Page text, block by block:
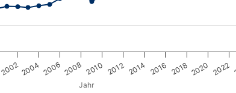
Jahr
20022004 2006 2008 2010 2012 2014 2016 2018 2020 2022